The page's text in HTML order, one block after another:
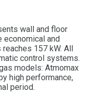
wall and floor
economical and
157 kW. All
control systems.
models: Atmomax
high performance,
period.